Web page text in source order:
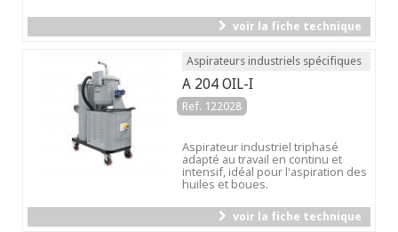
voir la fiche technique
Aspirateurs industriels spécifiques
A 204 OIL-I
Ref. 122028
Aspirateur industriel triphasé
adapté au travail en continu et
intensif, idéal pour l'aspiration des
huiles et boues.
voir la fiche technique